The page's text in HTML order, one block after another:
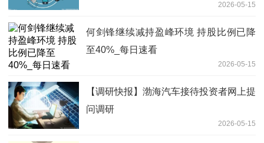
司2025年度第十一期短期融资券兑付完
成的公告
2026-05-15
何剑锋继续减持盈峰环境 持股比例已降
至40%_每日速看
2026-05-15
【调研快报】渤海汽车接待投资者网上提
问调研
2026-05-15